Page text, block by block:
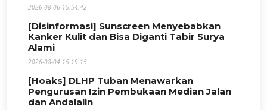
2026-08-06 15:54:42
[Disinformasi] Sunscreen Menyebabkan
Kanker Kulit dan Bisa Diganti Tabir Surya
Alami
2026-08-04 15:19:15
[Hoaks] DLHP Tuban Menawarkan
Pengurusan Izin Pembukaan Median Jalan
dan Andalalin